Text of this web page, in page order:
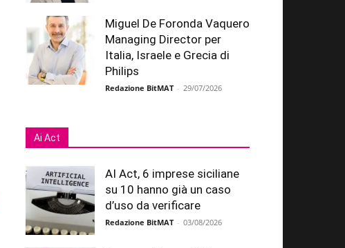
Miguel De Foronda Vaquero
Managing Director per
Italia, Israele e Grecia di
Philips
Redazione BitMAT - 29/07/2026
Ai Act
AI Act, 6 imprese siciliane
su 10 hanno già un caso
d’uso da verificare
Redazione BitMAT - 03/08/2026